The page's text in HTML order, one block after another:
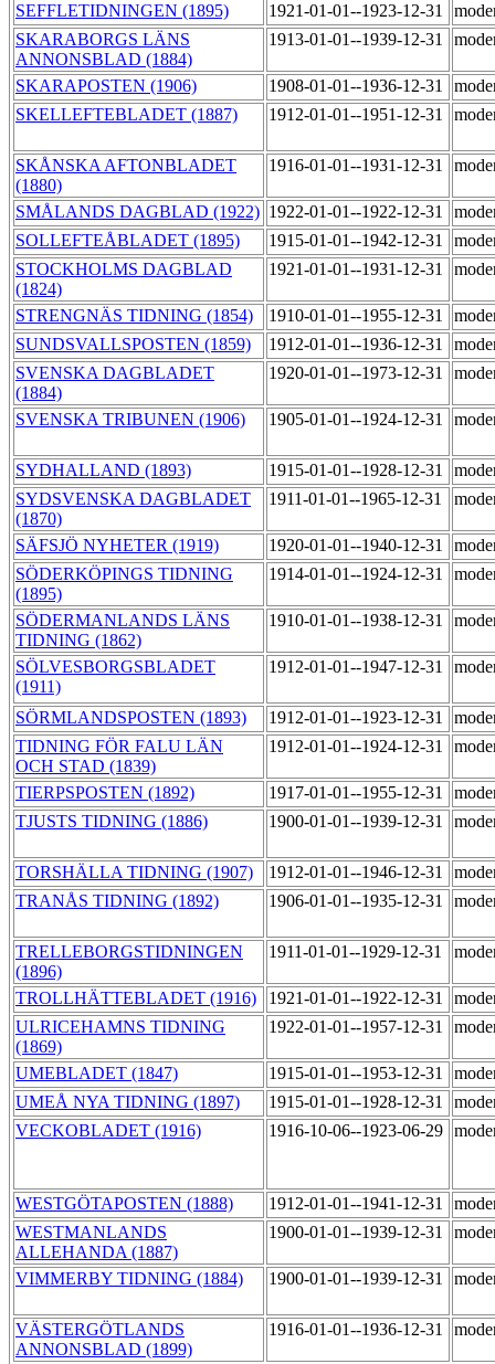
SEFFLETIDNINGEN (1895) 1921-01-01--1923-12-31
SKARABORGS LÄNS
ANNONSBLAD (1884)
1913-01-01--1939-12-31
SKARAPOSTEN (1906) 1908-01-01--1936-12-31
SKELLEFTEBLADET (1887)
1912-01-01--1951-12-31
SKÅNSKA AFTONBLADET
(1880)
1916-01-01--1931-12-31
SMÅLANDS DAGBLAD (1922) 1922-01-01--1922-12-31
SOLLEFTEÅBLADET (1895)
1915-01-01--1942-12-31
STOCKHOLMS DAGBLAD
(1824)
1921-01-01--1931-12-31
STRENGNÄS TIDNING (1854) 1910-01-01--1955-12-31
SUNDSVALLSPOSTEN (1859)
1912-01-01--1936-12-31
SVENSKA DAGBLADET
(1884)
1920-01-01--1973-12-31
SVENSKA TRIBUNEN (1906) 1905-01-01--1924-12-31
SYDHALLAND (1893) 1915-01-01--1928-12-31
SYDSVENSKA DAGBLADET
(1870)
1911-01-01--1965-12-31
SÄFSJÖ NYHETER (1919) 1920-01-01--1940-12-31
SÖDERKÖPINGS TIDNING
(1895)
1914-01-01--1924-12-31
SÖDERMANLANDS LÄNS
TIDNING (1862)
1910-01-01--1938-12-31
SÖLVESBORGSBLADET
(1911)
1912-01-01--1947-12-31
SÖRMLANDSPOSTEN (1893) 1912-01-01--1923-12-31
TIDNING FÖR FALU LÄN
OCH STAD (1839)
1912-01-01--1924-12-31
TIERPSPOSTEN (1892) 1917-01-01--1955-12-31
TJUSTS TIDNING (1886)
1900-01-01--1939-12-31
TORSHÄLLA TIDNING (1907) 1912-01-01--1946-12-31
TRANÅS TIDNING (1892)
1906-01-01--1935-12-31
TRELLEBORGSTIDNINGEN
(1896)
1911-01-01--1929-12-31
TROLLHÄTTEBLADET (1916) 1921-01-01--1922-12-31
ULRICEHAMNS TIDNING
(1869)
1922-01-01--1957-12-31
UMEBLADET (1847) 1915-01-01--1953-12-31
UMEÅ NYA TIDNING (1897)
1915-01-01--1928-12-31
VECKOBLADET (1916)
1916-10-06--1923-06-29
WESTGÖTAPOSTEN (1888) 1912-01-01--1941-12-31
WESTMANLANDS
ALLEHANDA (1887)
1900-01-01--1939-12-31
VIMMERBY TIDNING (1884) 1900-01-01--1939-12-31
VÄSTERGÖTLANDS
ANNONSBLAD (1899)
1916-01-01--1936-12-31